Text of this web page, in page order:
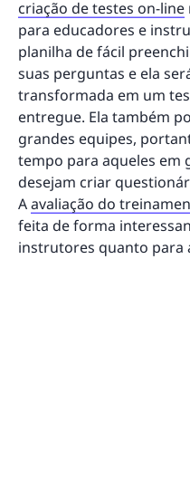
criação de testes on-line
para educadores e
planilha de fácil
suas perguntas e ela
transformada em um
entregue. Ela também
grandes equipes,
tempo para aqueles em
desejam criar
Aavaliação do
feita de forma
instrutores quanto para